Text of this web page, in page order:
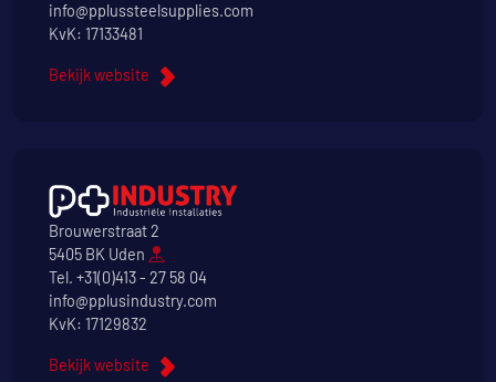
info@pplussteelsupplies.com
KvK: 17133481
Bekijk website
Brouwerstraat 2
5405 BK Uden
Tel. +31(0)413 - 27 58 04
info@pplusindustry.com
KvK: 17129832
Bekijk website